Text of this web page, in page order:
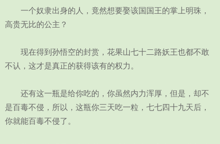
一个奴隶出身的人，竟然想要娶该国国王的掌上明珠，
高贵无比的公主？
现在得到孙悟空的封赏，花果山七十二路妖王也都不敢
不认，这才是真正的获得该有的权力。
还有这一瓶是给你吃的，你虽然内力浑厚，但是，却不
是百毒不侵，所以，这瓶你三天吃一粒，七七四十九天后，
你就能百毒不侵了。